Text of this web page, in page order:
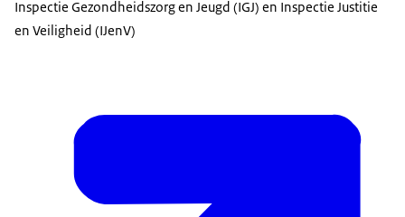
Inspectie Gezondheidszorg en Jeugd (IGJ) en Inspectie Justitie
en Veiligheid (IJenV)